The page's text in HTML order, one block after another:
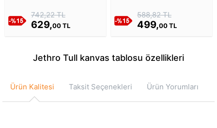
742,22 TL
629,00 TL
588,82 TL
499,00 TL
Jethro Tull kanvas tablosu özellikleri
Ürün Kalitesi Taksit Seçenekleri Ürün Yorumları